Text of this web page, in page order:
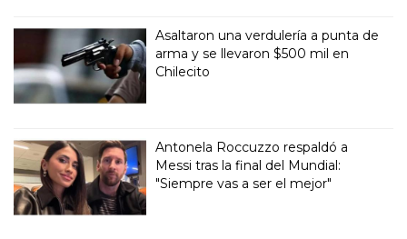
Asaltaron una verdulería a punta de
arma y se llevaron $500 mil en
Chilecito
Antonela Roccuzzo respaldó a
Messi tras la final del Mundial:
"Siempre vas a ser el mejor"